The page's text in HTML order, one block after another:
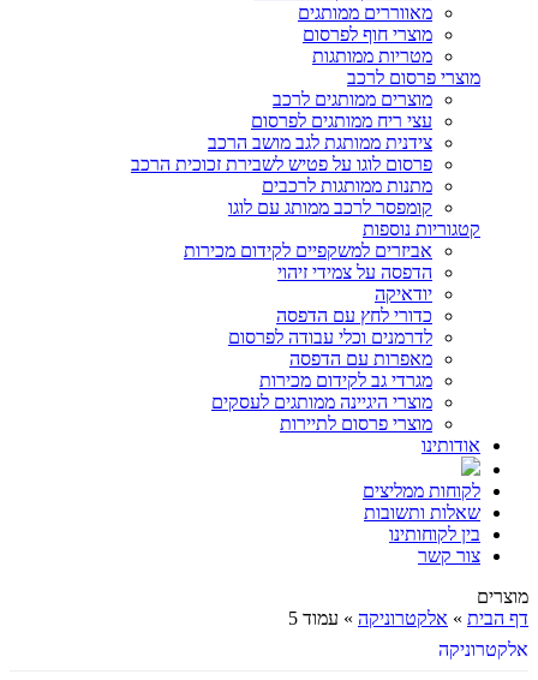
מאווררים ממותגים
מוצרי חוף לפרסום
מטריות ממותגות
מוצרי פרסום לרכב
מוצרים ממותגים לרכב
עצי ריח ממותגים לפרסום
צידנית ממותגת לגב מושב הרכב
פרסום לוגו על פטיש לשבירת זכוכית הרכב
מתנות ממותגות לרכבים
קומפסר לרכב ממותג עם לוגו
קטגוריות נוספות
אביזרים למשקפיים לקידום מכירות
הדפסה על צמידי זיהוי
יודאיקה
כדורי לחץ עם הדפסה
לדרמנים וכלי עבודה לפרסום
מאפרות עם הדפסה
מגרדי גב לקידום מכירות
מוצרי היגיינה ממותגים לעסקים
מוצרי פרסום לתיירות
אודותינו
לקוחות ממליצים
שאלות ותשובות
בין לקוחותינו
צור קשר
מוצרים
דף הבית » אלקטרוניקה » עמוד 5
אלקטרוניקה